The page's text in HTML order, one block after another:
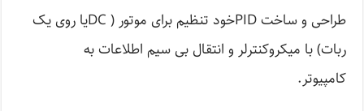
طراحی و ساخت PIDخود تنظیم برای موتور ( DCیا روی یک
ربات) با میکروکنترلر و انتقال بی سیم اطلاعات به
کامپیوتر.